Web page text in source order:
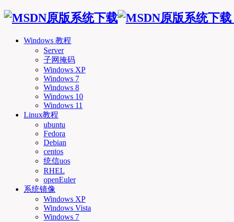
Windows 教程
Server
子网掩码
Windows XP
Windows 7
Windows 8
Windows 10
Windows 11
Linux教程
ubuntu
Fedora
Debian
centos
统信uos
RHEL
openEuler
系统镜像
Windows XP
Windows Vista
Windows 7